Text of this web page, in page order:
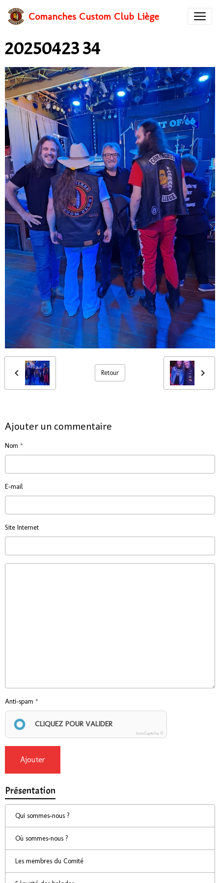
Comanches Custom Club Liège
20250423 34
Retour
Ajouter un commentaire
Nom
E-mail
Site Internet
Anti-spam
CLIQUEZ POUR VALIDER
IconCaptcha ©
Ajouter
Présentation
Qui sommes-nous ?
Où sommes-nous ?
Les membres du Comité